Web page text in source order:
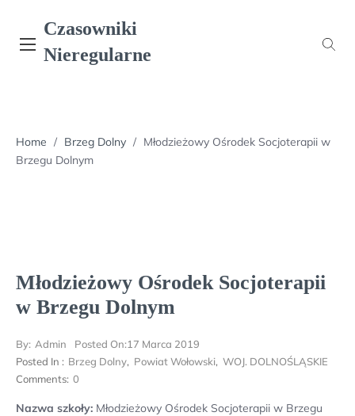
content
Czasowniki
Nieregularne
Home / Brzeg Dolny / Młodzieżowy Ośrodek Socjoterapii w
Brzegu Dolnym
Młodzieżowy Ośrodek Socjoterapii
w Brzegu Dolnym
By: Admin Posted On:17 Marca 2019
Posted In : Brzeg Dolny, Powiat Wołowski, WOJ. DOLNOŚLĄSKIE
Comments: 0
Nazwa szkoły: Młodzieżowy Ośrodek Socjoterapii w Brzegu